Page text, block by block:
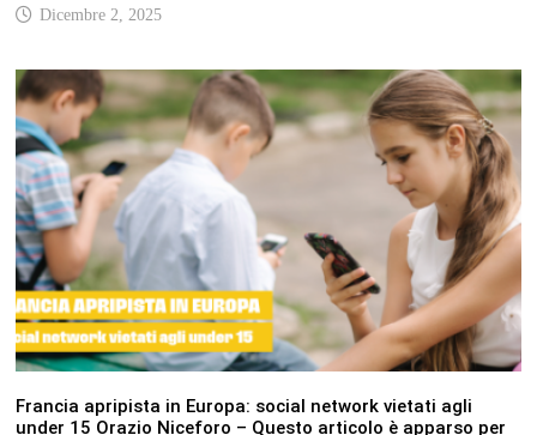
Dicembre 2, 2025
Francia apripista in Europa: social network vietati agli
under 15 Orazio Niceforo – Questo articolo è apparso per